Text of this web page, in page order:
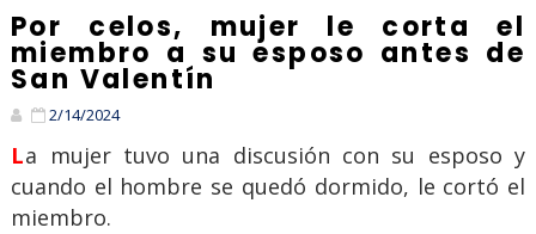
Por celos, mujer le corta el
miembro a su esposo antes de
San Valentín
2/14/2024
La mujer tuvo una discusión con su esposo y
cuando el hombre se quedó dormido, le cortó el
miembro.